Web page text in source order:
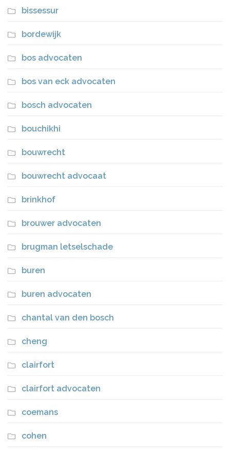
bissessur
bordewijk
bos advocaten
bos van eck advocaten
bosch advocaten
bouchikhi
bouwrecht
bouwrecht advocaat
brinkhof
brouwer advocaten
brugman letselschade
buren
buren advocaten
chantal van den bosch
cheng
clairfort
clairfort advocaten
coemans
cohen